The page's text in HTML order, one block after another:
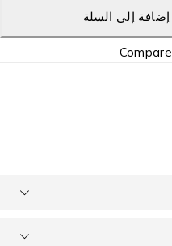
إضافة إلى السلة
Compare